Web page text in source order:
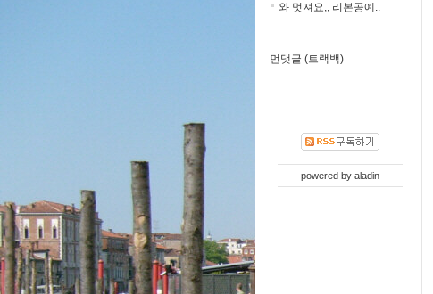
와 멋져요,, 리본공예..
먼댓글 (트랙백)
powered by aladin